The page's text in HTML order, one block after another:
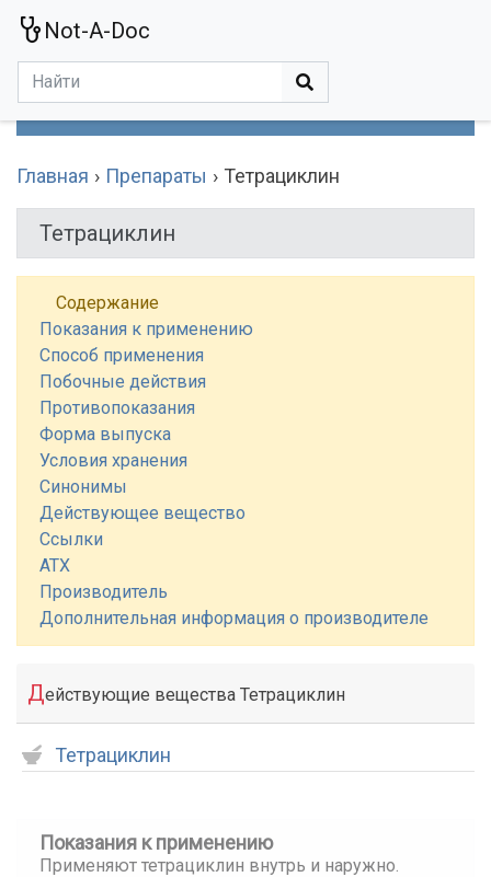
Not-A-Doc
Главная Препараты Тетрациклин
Тетрациклин
Содержание
Показания к применению
Способ применения
Побочные действия
Противопоказания
Форма выпуска
Условия хранения
Синонимы
Действующее вещество
Ссылки
АТХ
Производитель
Дополнительная информация о производителе
Действующие вещества Тетрациклин
Тетрациклин
Показания к применению
Применяют тетрациклин внутрь и наружно.